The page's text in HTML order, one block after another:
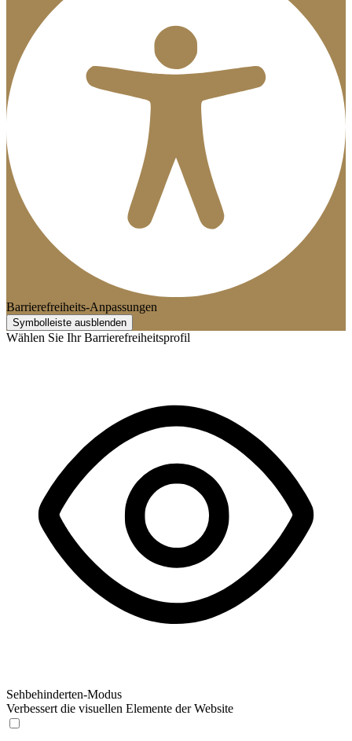
Barrierefreiheits-Anpassungen
Symbolleiste ausblenden
Wählen Sie Ihr Barrierefreiheitsprofil
Sehbehinderten-Modus
Verbessert die visuellen Elemente der Website